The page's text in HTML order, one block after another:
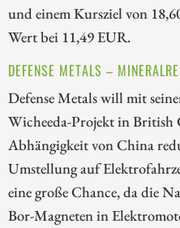
und einem Kursziel von
Wert bei 11,49 EUR.
DEFENSE METALS –
Defense Metals will mit
Wicheeda-Projekt in British
Abhängigkeit von China
Umstellung auf
eine große Chance, da die
Bor-Magneten in